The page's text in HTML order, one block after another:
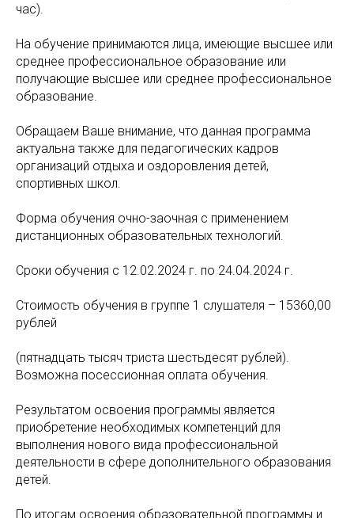
час).
На обучение принимаются лица, имеющие высшее или
среднее профессиональное образование или
получающие высшее или среднее профессиональное
образование.
Обращаем Ваше внимание, что данная программа
актуальна также для педагогических кадров
организаций отдыха и оздоровления детей,
спортивных школ.
Форма обучения очно-заочная с применением
дистанционных образовательных технологий.
Сроки обучения с 12.02.2024 г. по 24.04.2024 г.
Стоимость обучения в группе 1 слушателя – 15360,00
рублей
(пятнадцать тысяч триста шестьдесят рублей).
Возможна посессионная оплата обучения.
Результатом освоения программы является
приобретение необходимых компетенций для
выполнения нового вида профессиональной
деятельности в сфере дополнительного образования
детей.
По итогам освоения образовательной программы и